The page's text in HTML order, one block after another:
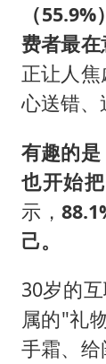
（
费者最在
正让人
心送错、
有趣的是
也开始
示，
己。
30岁的
属的"礼
手霜、